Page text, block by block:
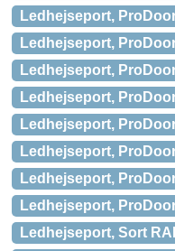
Ledhejseport,
Ledhejseport,
Ledhejseport,
Ledhejseport,
Ledhejseport,
Ledhejseport,
Ledhejseport,
Ledhejseport,
Ledhejseport, Sort